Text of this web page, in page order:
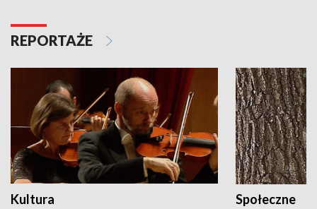
REPORTAŻE
Kultura Społeczne